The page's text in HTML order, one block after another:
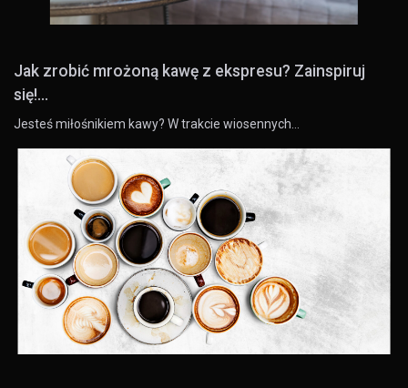
Jak zrobić mrożoną kawę z ekspresu? Zainspiruj
się!...
Jesteś miłośnikiem kawy? W trakcie wiosennych…